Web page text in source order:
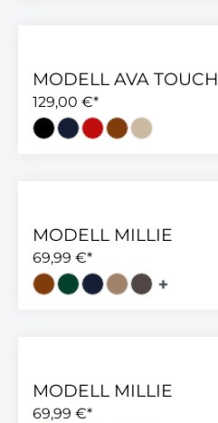
MODELL AVA TOUCH
129,00 €*
MODELL MILLIE
69,99 €*
MODELL MILLIE
69,99 €*